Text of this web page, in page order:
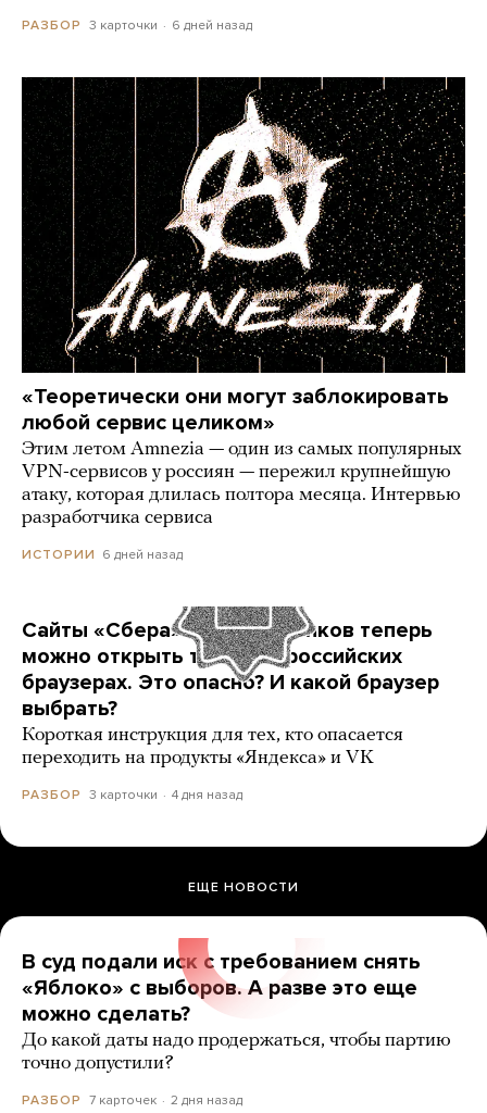
РАЗБОР 3 карточки 6 дней назад
«Теоретически они могут заблокировать
любой сервис целиком»
Этим летом Amnezia — один из самых популярных
VPN-сервисов у россиян — пережил крупнейшую
атаку, которая длилась полтора месяца. Интервью
разработчика сервиса
ИСТОРИИ 6 дней назад
Сайты «Сбера» и других банков теперь
можно открыть только в российских
браузерах. Это опасно? И какой браузер
выбрать?
Короткая инструкция для тех, кто опасается
переходить на продукты «Яндекса» и VK
РАЗБОР 3 карточки 4 дня назад
ЕЩЕ НОВОСТИ
В суд подали иск с требованием снять
«Яблоко» с выборов. А разве это еще
можно сделать?
До какой даты надо продержаться, чтобы партию
точно допустили?
РАЗБОР 7 карточек 2 дня назад